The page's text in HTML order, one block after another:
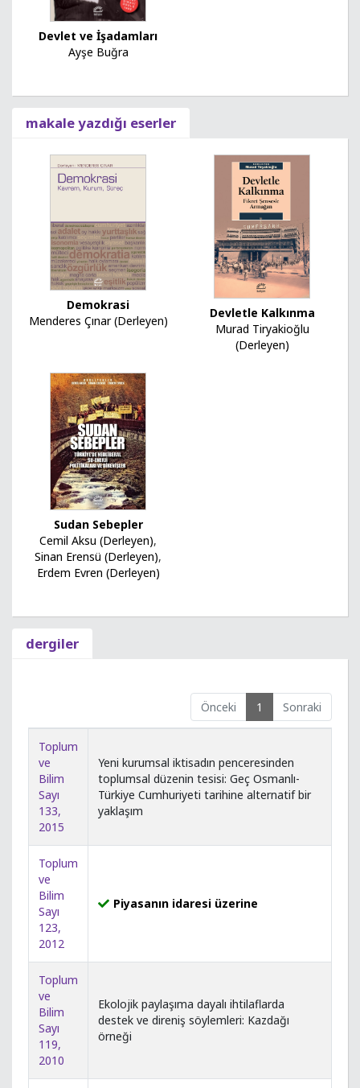
Devlet ve İşadamları
Ayşe Buğra
makale yazdığı eserler
Demokrasi
Menderes Çınar (Derleyen)
Devletle Kalkınma
Murad Tiryakioğlu
(Derleyen)
Sudan Sebepler
Cemil Aksu (Derleyen),
Sinan Erensü (Derleyen),
Erdem Evren (Derleyen)
dergiler
Önceki 1 Sonraki
Toplum
ve
Bilim
Sayı
133,
2015
Yeni kurumsal iktisadın penceresinden
toplumsal düzenin tesisi: Geç Osmanlı-
Türkiye Cumhuriyeti tarihine alternatif bir
yaklaşım
Toplum
ve
Bilim
Sayı
123,
2012
Piyasanın idaresi üzerine
Toplum
ve
Bilim
Sayı
119,
2010
Ekolojik paylaşıma dayalı ihtilaflarda
destek ve direniş söylemleri: Kazdağı
örneği